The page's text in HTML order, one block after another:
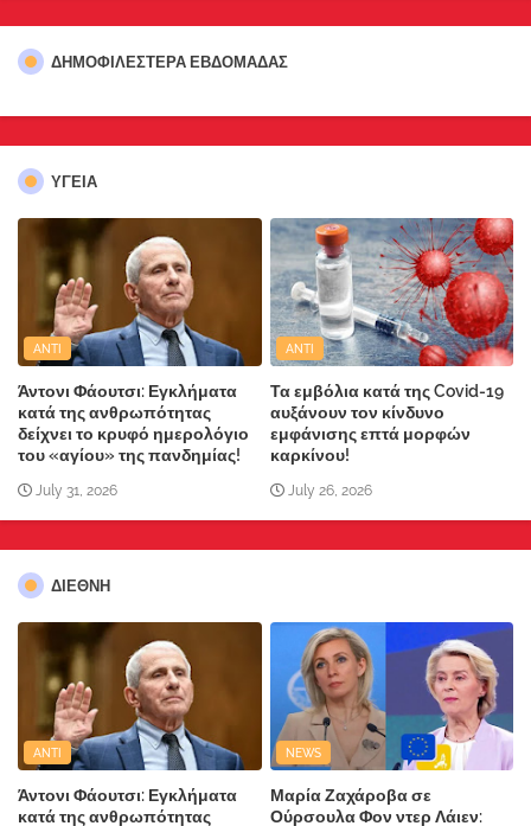
ΔΗΜΟΦΙΛΈΣΤΕΡΑ ΕΒΔΟΜΆΔΑΣ
ΥΓΕΙΑ
ANTI
Άντονι Φάουτσι: Εγκλήματα
κατά της ανθρωπότητας
δείχνει το κρυφό ημερολόγιο
του «αγίου» της πανδημίας!
July 31, 2026
ANTI
Τα εμβόλια κατά της Covid-19
αυξάνουν τον κίνδυνο
εμφάνισης επτά μορφών
καρκίνου!
July 26, 2026
ΔΙΕΘΝΗ
ANTI
Άντονι Φάουτσι: Εγκλήματα
κατά της ανθρωπότητας
NEWS
Μαρία Ζαχάροβα σε
Ούρσουλα Φον ντερ Λάιεν: